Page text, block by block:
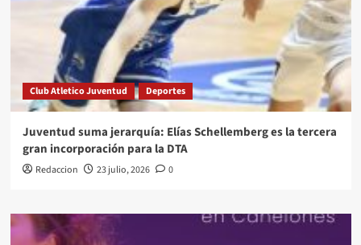
Club Atletico Juventud Deportes
Juventud suma jerarquía: Elías Schellemberg es la tercera
gran incorporación para la DTA
Redaccion 23 julio, 2026 0